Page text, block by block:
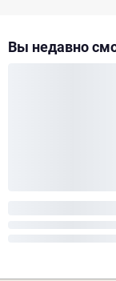
Вы недавно